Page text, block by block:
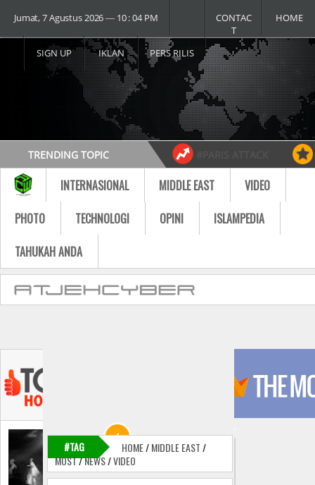
Jumat, 7 Agustus 2026 ― 10 : 04 PM HOME
CONTAC
T
PERS RILIS
IKLAN
SIGN UP
TRENDING TOPIC
#USA vs RUSSIA #MOST VIDEO
Follow
INTERNASIONAL MIDDLE EAST
VIDEO
PHOTO
TECHNOLOGI OPINI
ISLAMPEDIA
TAHUKAH ANDA
#TAG HOME/MIDDLE EAST/
MOST/NEWS/VIDEO